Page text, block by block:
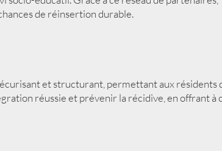
de réinsertion durable.
et structurant, permettant aux
réussie et prévenir la récidive, en offrant à